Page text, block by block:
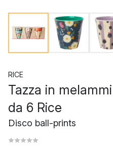
RICE
Tazza in
da 6 Rice
Disco ball-prints